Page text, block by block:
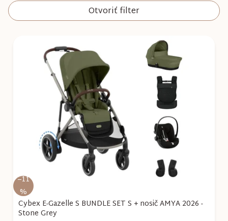
Otvoriť filter
–11
%
Cybex E-Gazelle S BUNDLE SET S + nosič AMYA 2026 -
Stone Grey